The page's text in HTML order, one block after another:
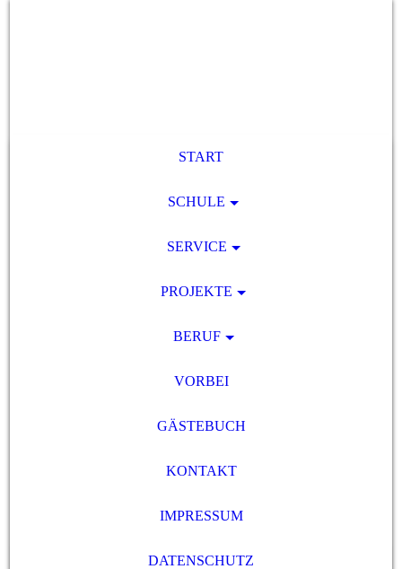
START
SCHULE
SERVICE
PROJEKTE
BERUF
VORBEI
GÄSTEBUCH
KONTAKT
IMPRESSUM
DATENSCHUTZ